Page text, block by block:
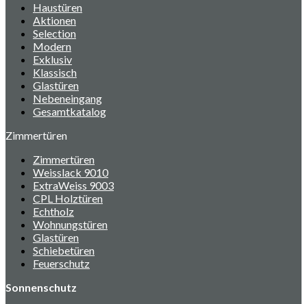
Haustüren
Aktionen
Selection
Modern
Exklusiv
Klassisch
Glastüren
Nebeneingang
Gesamtkatalog
Zimmertüren
Zimmertüren
Weisslack 9010
ExtraWeiss 9003
CPL Holztüren
Echtholz
Wohnungstüren
Glastüren
Schiebetüren
Feuerschutz
Sonnenschutz